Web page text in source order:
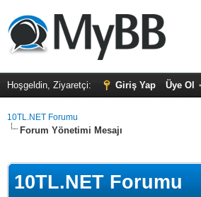
Hoşgeldin, Ziyaretçi: Giriş Yap Üye Ol
10TL.NET Forumu
Forum Yönetimi Mesajı
10TL.NET Forumu